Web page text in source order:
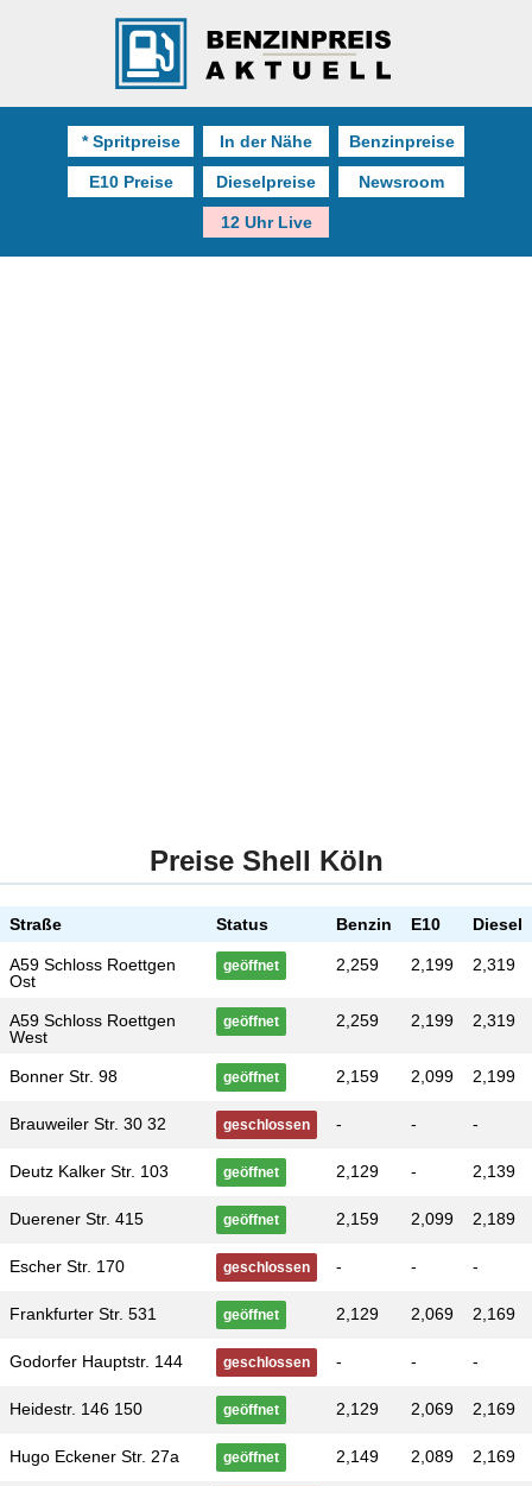
* Spritpreise In der Nähe Benzinpreise
E10 Preise Dieselpreise Newsroom
12 Uhr Live
Preise Shell Köln
Straße Status Benzin E10 Diesel
A59 Schloss Roettgen
Ost
geöffnet 2,259 2,199 2,319
A59 Schloss Roettgen
West
geöffnet 2,259 2,199 2,319
Bonner Str. 98 geöffnet 2,159 2,099 2,199
Brauweiler Str. 30 32 geschlossen - - -
Deutz Kalker Str. 103 geöffnet 2,129 - 2,139
Duerener Str. 415 geöffnet 2,159 2,099 2,189
Escher Str. 170 geschlossen - - -
Frankfurter Str. 531 geöffnet 2,129 2,069 2,169
Godorfer Hauptstr. 144 geschlossen - - -
Heidestr. 146 150 geöffnet 2,129 2,069 2,169
Hugo Eckener Str. 27a geöffnet 2,149 2,089 2,169